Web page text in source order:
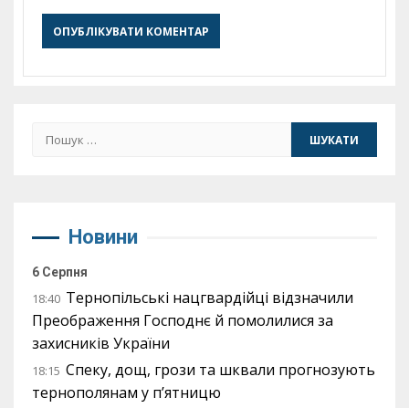
Пошук:
Новини
6 Серпня
18:40 Тернопільські нацгвардійці відзначили
Преображення Господнє й помолилися за
захисників України
18:15 Спеку, дощ, грози та шквали прогнозують
тернополянам у п’ятницю